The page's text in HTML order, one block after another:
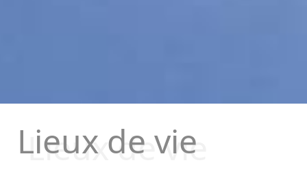
Lieux de vie